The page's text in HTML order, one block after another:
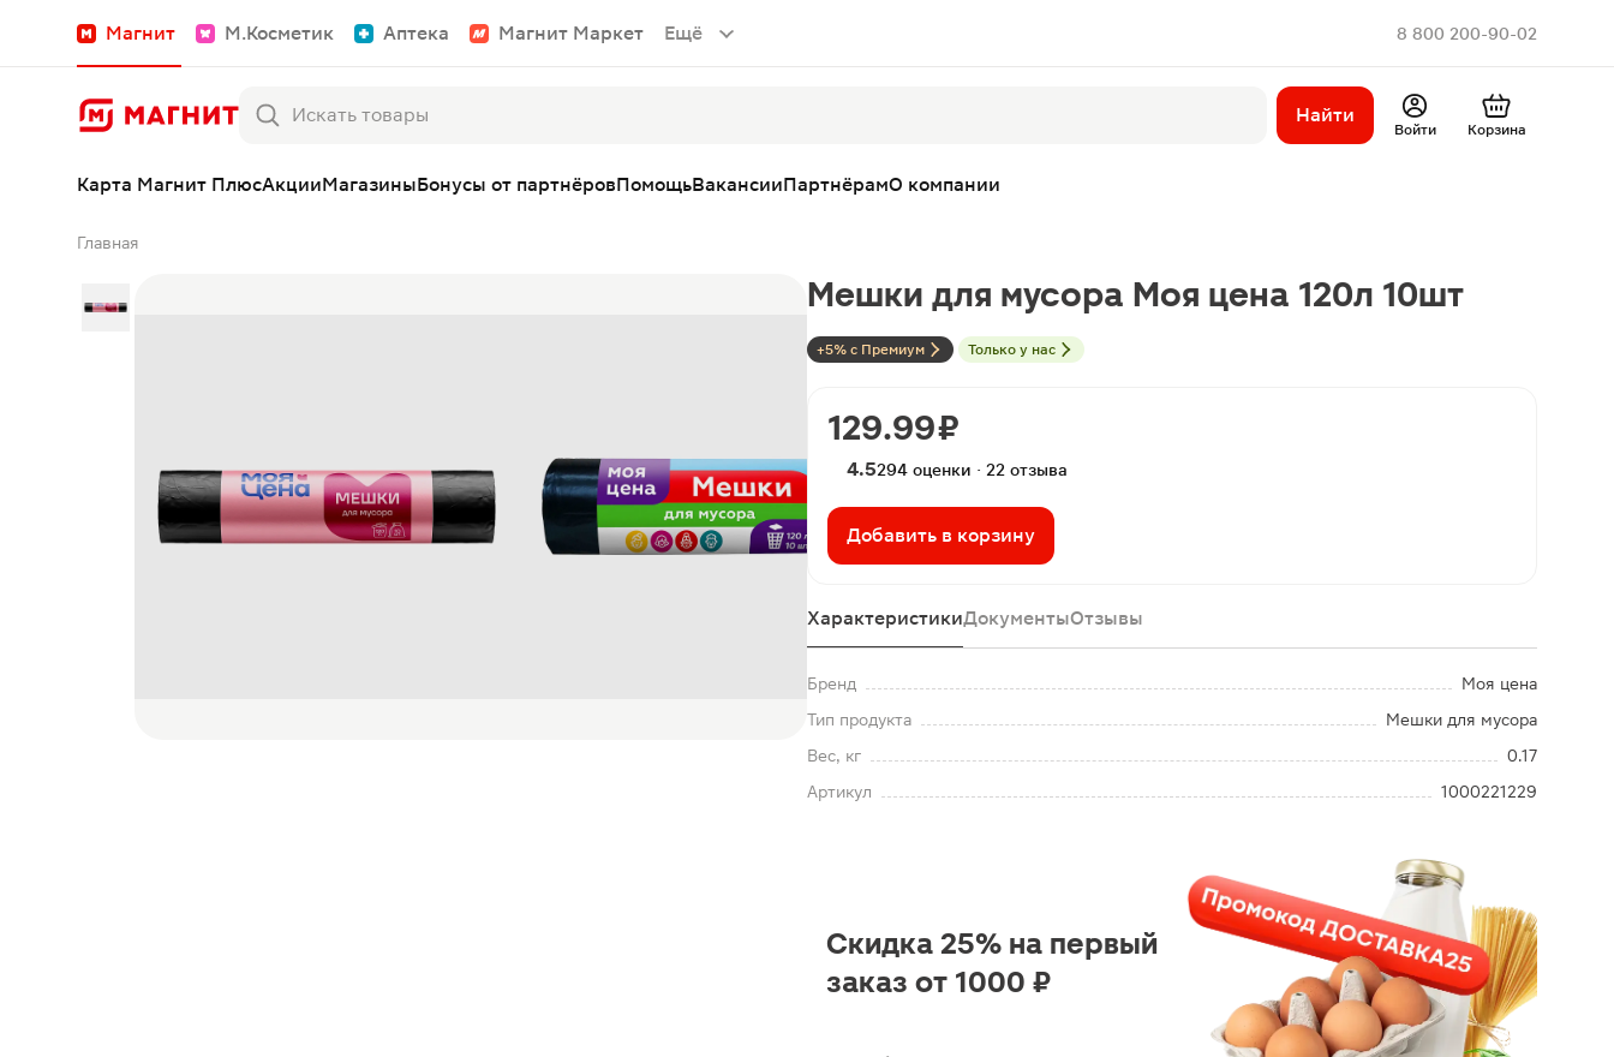
Магнит М.Косметик Аптека Магнит Маркет Ещё 8 800 200-90-02
Найти
Войти Корзина
Карта Магнит ПлюсАкцииМагазиныБонусы от партнёровПомощьВакансииПартнёрамО компании
Главная
+5% с Премиум Только у нас
Мешки для мусора Моя цена 120л 10шт
129.99 ₽
4.5294 оценки · 22 отзыва
Добавить в корзину
ХарактеристикиДокументыОтзывы
Бренд
Моя цена
Тип продукта
Мешки для мусора
Вес, кг
0.17
Артикул
1000221229
Скидка 25% на первый
заказ от 1000 ₽